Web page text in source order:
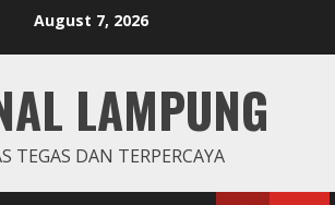
August 7, 2026
LAMPUNG
TEGAS DAN TERPERCAYA